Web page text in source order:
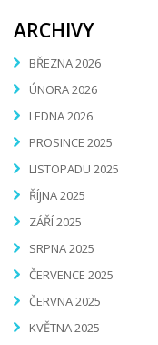
ARCHIVY
BŘEZNA 2026
ÚNORA 2026
LEDNA 2026
PROSINCE 2025
LISTOPADU 2025
ŘÍJNA 2025
ZÁŘÍ 2025
SRPNA 2025
ČERVENCE 2025
ČERVNA 2025
KVĚTNA 2025